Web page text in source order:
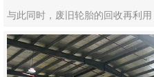
设
有
限
与此同时，废旧轮胎的回收再利